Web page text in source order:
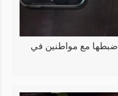
مع مواطنين في